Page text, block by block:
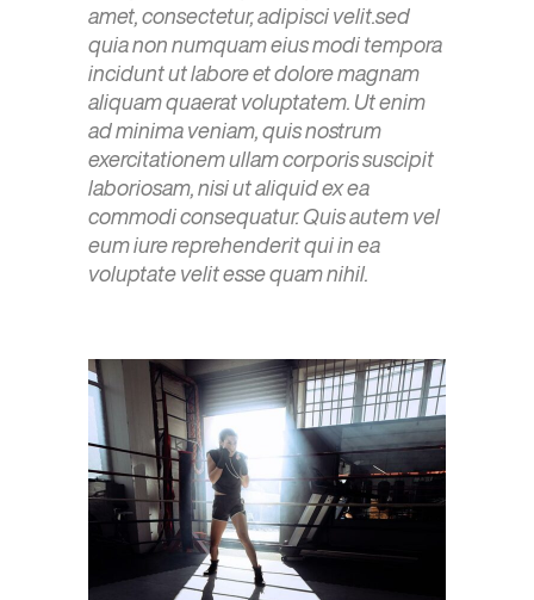
amet, consectetur, adipisci velit.sed
quia non numquam eius modi tempora
incidunt ut labore et dolore magnam
aliquam quaerat voluptatem. Ut enim
ad minima veniam, quis nostrum
exercitationem ullam corporis suscipit
laboriosam, nisi ut aliquid ex ea
commodi consequatur. Quis autem vel
eum iure reprehenderit qui in ea
voluptate velit esse quam nihil.